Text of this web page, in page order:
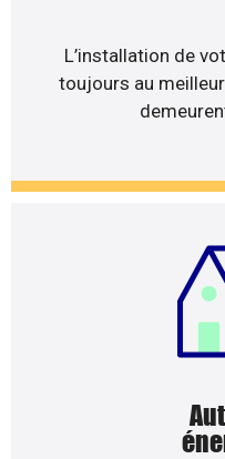
L’installation de
toujours au